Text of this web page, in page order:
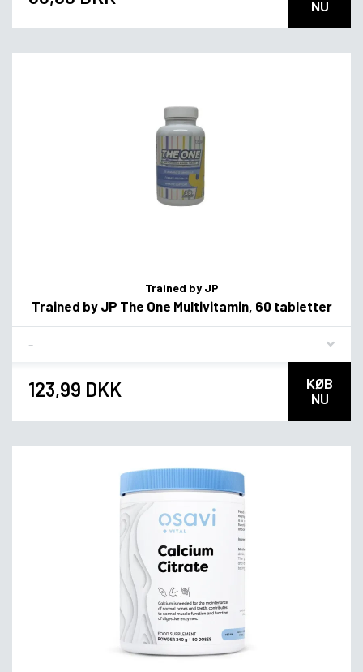
NU
Trained by JP
Trained by JP The One Multivitamin, 60 tabletter
123,99 DKK
KØB
NU